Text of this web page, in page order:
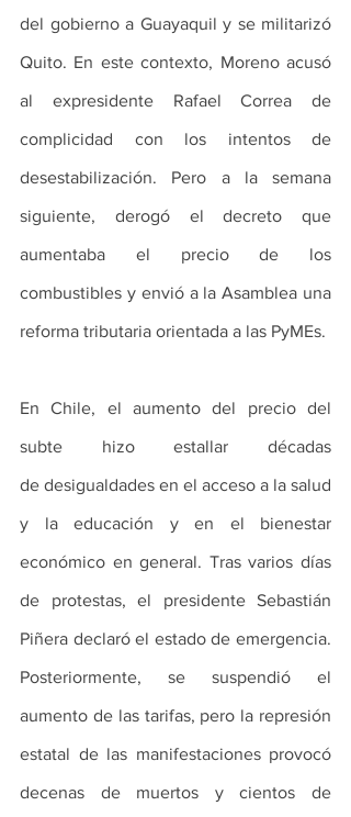
del gobierno a Guayaquil y se militarizó
Quito. En este contexto, Moreno acusó
al expresidente Rafael Correa de
complicidad con los intentos de
desestabilización. Pero a la semana
siguiente, derogó el decreto que
aumentaba el precio de los
combustibles y envió a la Asamblea una
reforma tributaria orientada a las PyMEs.
En Chile, el aumento del precio del
subte hizo estallar décadas
de desigualdades en el acceso a la salud
y la educación y en el bienestar
económico en general. Tras varios días
de protestas, el presidente Sebastián
Piñera declaró el estado de emergencia.
Posteriormente, se suspendió el
aumento de las tarifas, pero la represión
estatal de las manifestaciones provocó
decenas de muertos y cientos de